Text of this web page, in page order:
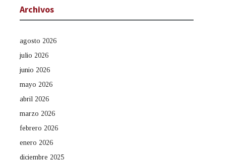
Archivos
agosto 2026
julio 2026
junio 2026
mayo 2026
abril 2026
marzo 2026
febrero 2026
enero 2026
diciembre 2025